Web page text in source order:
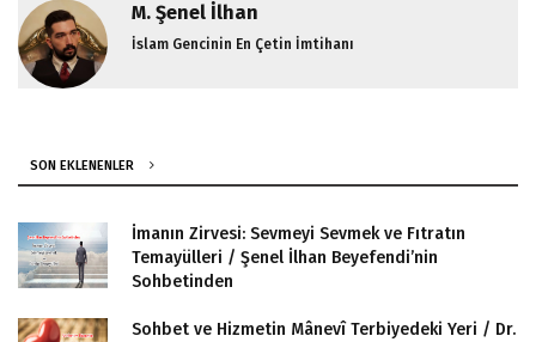
M. Şenel İlhan
İslam Gencinin En Çetin İmtihanı
SON EKLENENLER
İmanın Zirvesi: Sevmeyi Sevmek ve Fıtratın
Temayülleri / Şenel İlhan Beyefendi’nin
Sohbetinden
Sohbet ve Hizmetin Mânevî Terbiyedeki Yeri / Dr.